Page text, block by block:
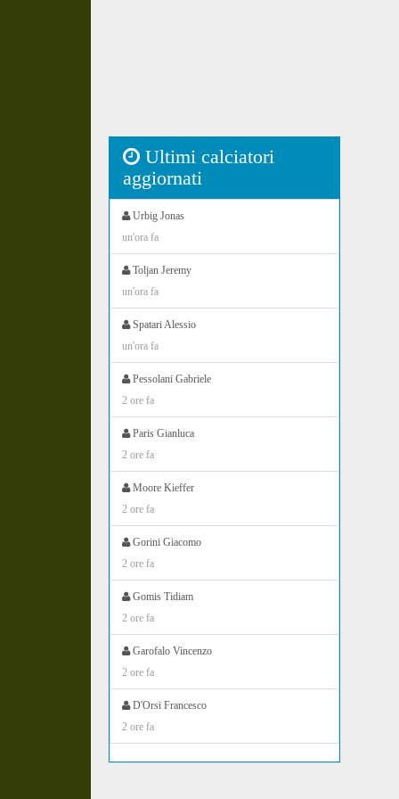
Ultimi calciatori
aggiornati
Urbig Jonas
un'ora fa
Toljan Jeremy
un'ora fa
Spatari Alessio
un'ora fa
Pessolani Gabriele
2 ore fa
Paris Gianluca
2 ore fa
Moore Kieffer
2 ore fa
Gorini Giacomo
2 ore fa
Gomis Tidiam
2 ore fa
Garofalo Vincenzo
2 ore fa
D'Orsi Francesco
2 ore fa